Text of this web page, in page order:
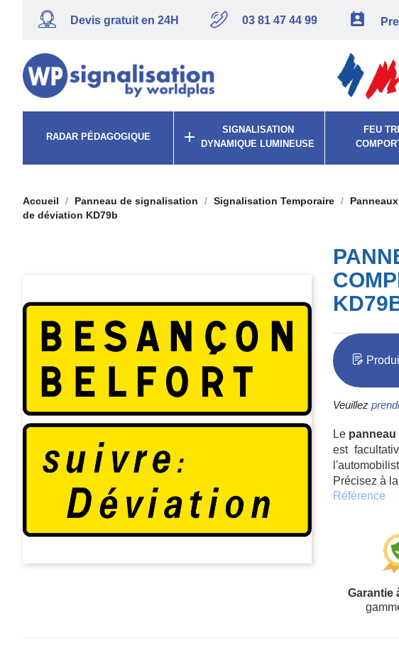
Devis gratuit en 24H 03 81 47 44 99 
RADAR PÉDAGOGIQUE 
SIGNALISATION
DYNAMIQUE LUMINEUSE
FEU
Accueil Panneau de signalisation Signalisation Temporaire
de déviation KD79b
Veuillez
Le
est
Précisez à
Référence
Garantie